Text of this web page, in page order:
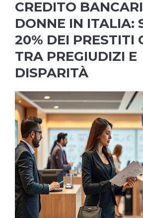
CREDITO
DONNE IN ITALIA:
20% DEI PRESTITI
TRA PREGIUDIZI E
DISPARITÀ